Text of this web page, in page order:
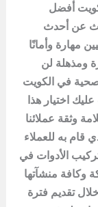
أفضل
عن أحدث
مهارة وأمانًا
ومذهلة لن
صحية في الكويت
اختيار هذا
وثقة عملائنا
قام به للعملاء
الأدوات في
وكافة منشآتها
تقديم فترة